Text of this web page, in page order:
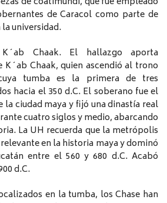
de Caracol como parte de
universidad.
Chaak. El hallazgo aporta
Chaak, quien ascendió al trono
tumba es la primera de tres
hacia el 350 d.C. El soberano fue el
ciudad maya y fijó una dinastía real
cuatro siglos y medio, abarcando
La UH recuerda que la metrópolis
en la historia maya y dominó
entre el 560 y 680 d.C. Acabó
d.C.
en la tumba, los Chase han